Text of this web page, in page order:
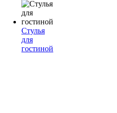
Стулья
для
гостиной